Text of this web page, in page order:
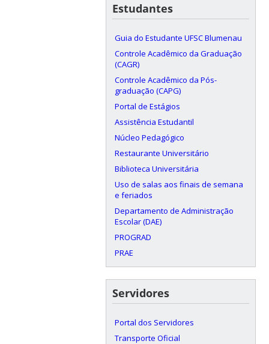
Estudantes
Guia do Estudante UFSC Blumenau
Controle Acadêmico da Graduação
(CAGR)
Controle Acadêmico da Pós-
graduação (CAPG)
Portal de Estágios
Assistência Estudantil
Núcleo Pedagógico
Restaurante Universitário
Biblioteca Universitária
Uso de salas aos finais de semana
e feriados
Departamento de Administração
Escolar (DAE)
PROGRAD
PRAE
Servidores
Portal dos Servidores
Transporte Oficial